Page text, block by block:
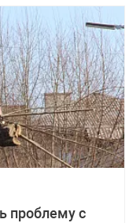
проблему с